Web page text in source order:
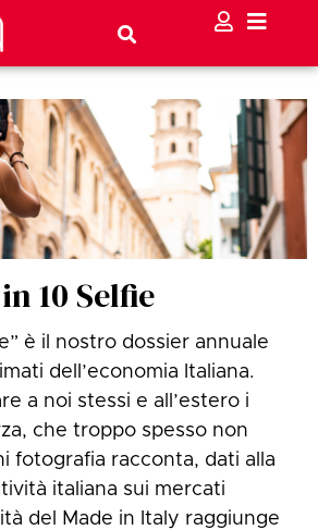
10 Selfie
è il nostro dossier annuale
dell’economia Italiana.
a noi stessi e all’estero i
che troppo spesso non
fotografia racconta, dati alla
italiana sui mercati
del Made in Italy raggiunge